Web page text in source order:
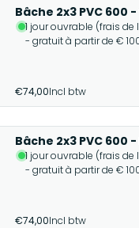
Bâche 2x3 PVC 600
1 jour ouvrable (frais
- gratuit à partir de €
€74,00Incl btw
Bâche 2x3 PVC 600
1 jour ouvrable (frais
- gratuit à partir de €
€74,00Incl btw